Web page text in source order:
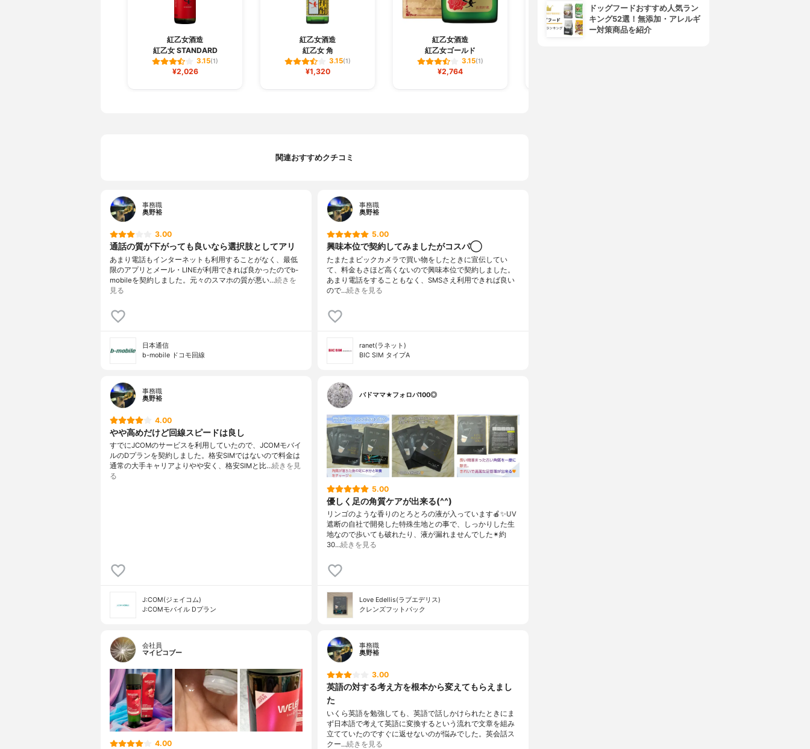
紅乙女酒造
紅乙女 STANDARD
3.15(1)
¥2,026
紅乙女酒造
紅乙女 角
3.15(1)
¥1,320
紅乙女酒造
紅乙女ゴールド
3.15(1)
¥2,764
関連おすすめクチコミ
事務職
奥野裕
3.00
通話の質が下がっても良いなら選択肢としてアリ
あまり電話もインターネットも利用することがなく、最低
限のアプリとメール・LINEが利用できれば良かったのでb-
mobileを契約しました。元々のスマホの質が悪い…続きを
見る
日本通信
b-mobile ドコモ回線
事務職
奥野裕
5.00
興味本位で契約してみましたがコスパ◯
たまたまビックカメラで買い物をしたときに宣伝してい
て、料金もさほど高くないので興味本位で契約しました。
あまり電話をすることもなく、SMSさえ利用できれば良い
ので…続きを見る
ranet(ラネット)
BIC SIM タイプA
事務職
奥野裕
4.00
やや高めだけど回線スピードは良し
すでにJCOMのサービスを利用していたので、JCOMモバイ
ルのDプランを契約しました。格安SIMではないので料金は
通常の大手キャリアよりやや安く、格安SIMと比…続きを見
る
J:COM(ジェイコム)
J:COMモバイル Dプラン
バドママ★フォロバ100◎
5.00
優しく足の角質ケアが出来る(^^)
リンゴのような香りのとろとろの液が入っています🍎✨UV
遮断の自社で開発した特殊生地との事で、しっかりした生
地なので歩いても破れたり、液が漏れませんでした✴約
30…続きを見る
Love Edellis(ラブエデリス)
クレンズフットパック
会社員
マイピコブー
4.00
事務職
奥野裕
3.00
英語の対する考え方を根本から変えてもらえまし
た
いくら英語を勉強しても、英語で話しかけられたときにま
ず日本語で考えて英語に変換するという流れで文章を組み
立てていたのですぐに返せないのが悩みでした。英会話ス
クー…続きを見る
ドッグフードおすすめ人気ラン
キング52選！無添加・アレルギ
ー対策商品を紹介